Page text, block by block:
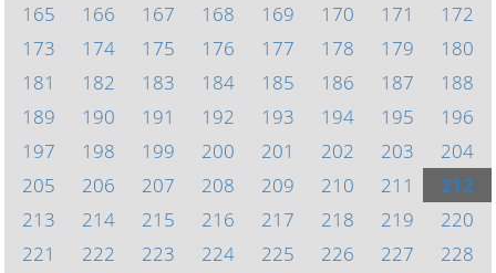
165
166 167 168 169 170 171
172
173
174 175 176 177 178 179
180
181
182 183 184 185 186 187
188
189
190 191 192 193 194 195
196
197
198 199 200 201 202 203
204
205
206 207 208 209 210 211
212
213
214 215 216 217 218 219
220
221
222 223 224 225 226 227
228